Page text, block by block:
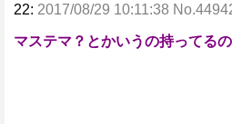
22: 2017/08/29 10:11:38
マステマ？とかいうの持ってる